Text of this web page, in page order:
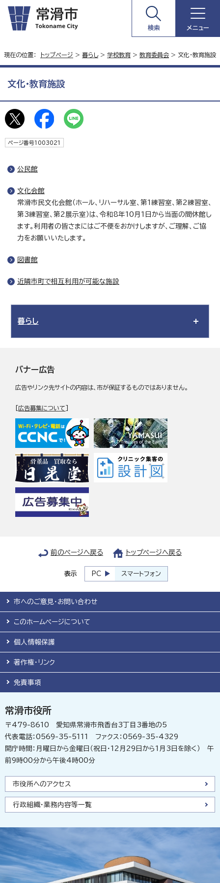
検索 メニュー
現在の位置： トップページ > 暮らし> 学校教育 > 教育委員会 > 文化・教育施設
文化・教育施設
ページ番号1003021
公民館
文化会館
常滑市民文化会館（ホール、リハーサル室、第1練習室、第2練習室、
第3練習室、第2展示室）は、令和8年10月1日から当面の間休館し
ます。利用者の皆さまにはご不便をおかけしますが、ご理解、ご協
力をお願いいたします。
図書館
近隣市町で相互利用が可能な施設
暮らし
バナー広告
広告やリンク先サイトの内容は、市が保証するものではありません。
[広告募集について
前のページへ戻る トップページへ戻る
表示 PC スマートフォン
市へのご意見・お問い合わせ
このホームページについて
個人情報保護
著作権・リンク
免責事項
常滑市役所
〒479-8610 愛知県常滑市飛香台3丁目3番地の5
代表電話：0569-35-5111 ファクス：0569-35-4329
開庁時間：月曜日から金曜日（祝日・12月29日から1月3日を除く） 午
前9時00分から午後4時00分
市役所へのアクセス
行政組織・業務内容等一覧